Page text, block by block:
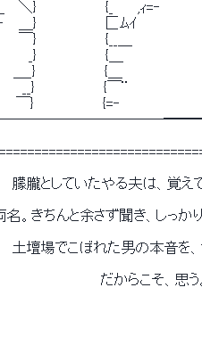
　　　　　　{_　　 ,ｨ=‐
　　　　　　匚ﾑｲ
　　　　　{__＿
　　{＿
　　{＿
　　{￣¨
　　{=‐
は、覚えていな
き、しっかりと記憶
の本音を、女性
、思う